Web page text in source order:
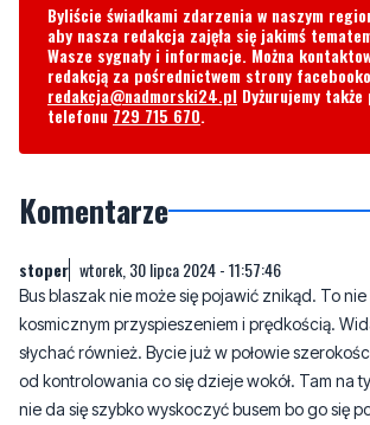
Byliście świadkami zdarzenia w naszym
aby nasza redakcja zajęła się jakimś
Wasze sygnały i informacje. Można
redakcją za pośrednictwem strony
redakcja@nadmorski24.pl Dyżurujemy
telefonu 729 715 670.
Komentarze
stoper wtorek, 30 lipca 2024 - 11:57:46
Bus blaszak nie może się pojawić znikąd. To nie
kosmicznym przyspieszeniem i prędkością.
słychać również. Bycie już w połowie
od kontrolowania co się dzieje wokół. Tam na
nie da się szybko wyskoczyć busem bo go się